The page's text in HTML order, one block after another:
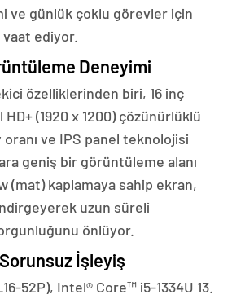
ve günlük çoklu görevler için
ediyor.
Deneyimi
özelliklerinden biri, 16 inç
(1920 x 1200) çözünürlüklü
oranı ve IPS panel teknolojisi
geniş bir görüntüleme alanı
(mat) kaplamaya sahip ekran,
uzun süreli
önlüyor.
İşleyiş
52P), Intel® Core™ i5-1334U 13.